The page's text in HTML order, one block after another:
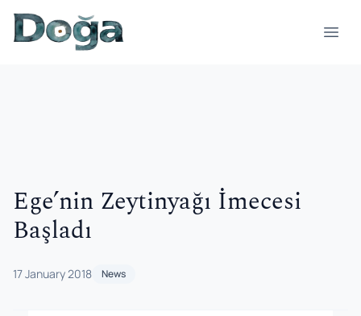
Skip to content
Ege’nin Zeytinyağı İmecesi
Başladı
17 January 2018 News